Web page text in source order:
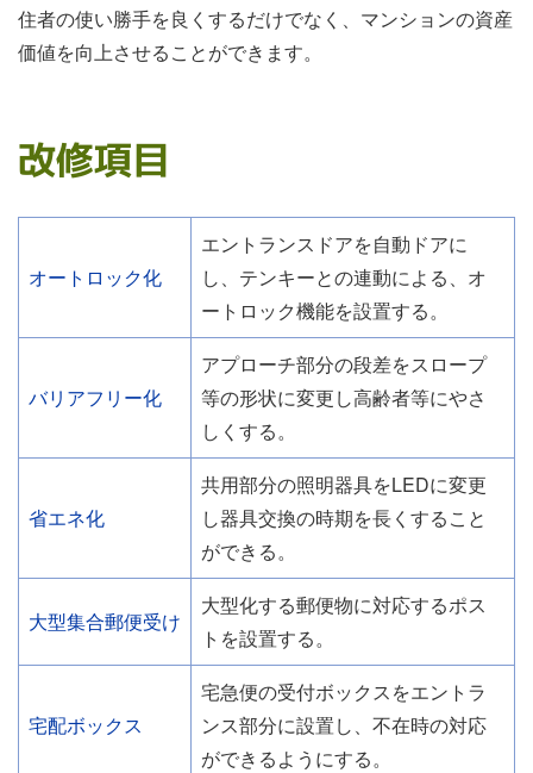
住者の使い勝手を良くするだけでなく、マンションの資産
価値を向上させることができます。
改修項目
オートロック化
エントランスドアを自動ドアに
し、テンキーとの連動による、オ
ートロック機能を設置する。
バリアフリー化
アプローチ部分の段差をスロープ
等の形状に変更し高齢者等にやさ
しくする。
省エネ化
共用部分の照明器具をLEDに変更
し器具交換の時期を長くすること
ができる。
大型集合郵便受け
大型化する郵便物に対応するポス
トを設置する。
宅配ボックス
宅急便の受付ボックスをエントラ
ンス部分に設置し、不在時の対応
ができるようにする。